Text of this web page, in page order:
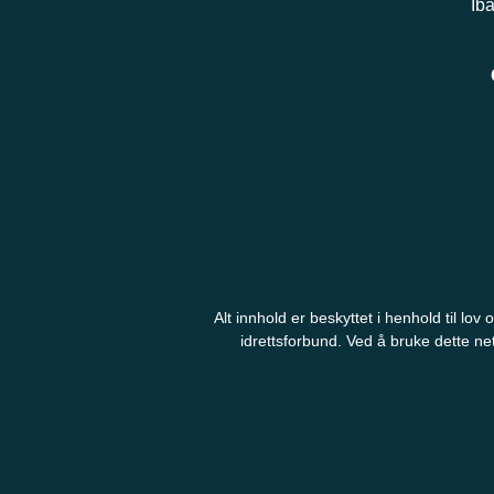
Alt innhold er beskyttet i henhold til lov
idrettsforbund. Ved å bruke dette